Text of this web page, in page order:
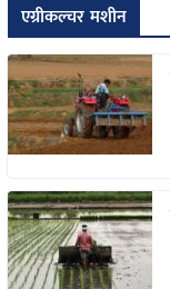
एग्रीकल्चर मशीन